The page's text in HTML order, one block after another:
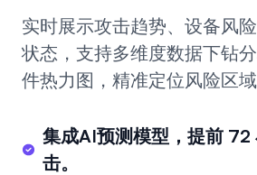
实时展示攻击趋势、设备风
状态，支持多维度数据下钻
件热力图，精准定位风险区域
集成AI预测模型，提前 72
击。